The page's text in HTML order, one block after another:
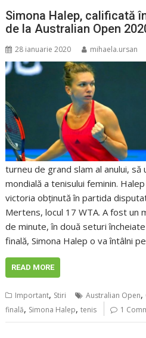
Simona Halep, calificată
de la Australian Open
28 ianuarie 2020 mihaela.ursan
turneu de grand slam al anului, să
mondială a tenisului feminin.
victoria obţinută în partida
Mertens, locul 17 WTA. A fost un
de minute, în două seturi
finală, Simona Halep o va întâlni
READ MORE
Important, Stiri Australian Open,
finală, Simona Halep,tenis 1